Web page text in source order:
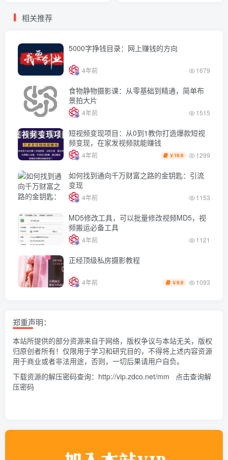
相关推荐
5000字挣钱目录：网上赚钱的方向
4年前 1679
食物静物摄影课：从零基础到精通，简单布
景拍大片
4年前 1515
短视频变现项目：从0到1教你打造爆款短视
频变现，在家发视频就能赚钱
4年前 ￥ 19.8 1299
如何找到通向千万财富之路的金钥匙：引流
变现
4年前 1153
MD5修改工具，可以批量修改视频MD5，视
频搬运必备工具
4年前 1121
正经顶级私房摄影教程
4年前 ￥9.8 1093
郑重声明：
本站所提供的部分资源来自于网络，版权争议与本站无关，版权
归原创者所有！仅限用于学习和研究目的，不得将上述内容资源
用于商业或者非法用途，否则，一切后果请用户自负。
下载资源的解压密码查询： http://vip.zdco.net/mm
点击查询解
压密码